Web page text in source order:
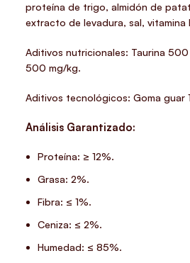
proteína de trigo, almidón de
extracto de levadura, sal, vitamina
Aditivos nutricionales: Taurina 500
500 mg/kg.
Aditivos tecnológicos: Goma guar
Análisis Garantizado:
Proteína: ≥ 12%.
Grasa: 2%.
Fibra: ≤ 1%.
Ceniza: ≤ 2%.
Humedad: ≤ 85%.